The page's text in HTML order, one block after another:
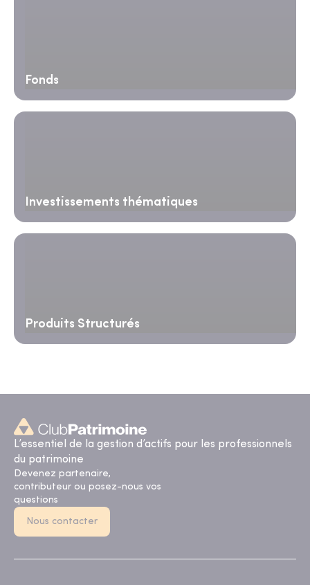
Fonds
Investissements thématiques
Produits Structurés
L’essentiel de la gestion d’actifs pour les professionnels
du patrimoine
Devenez partenaire,
contributeur ou posez-nous vos
questions
Nous contacter